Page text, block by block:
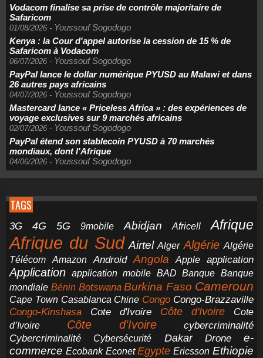
Vodacom finalise sa prise de contrôle majoritaire de
Safaricom
01/08/2026 - Youssouf Sogodogo
Kenya : la Cour d'appel autorise la cession de 15 % de
Safaricom à Vodacom
06/07/2026 - Youssouf Sogodogo
PayPal lance le dollar numérique PYUSD au Malawi et dans
26 autres pays africains
04/07/2026 - Youssouf Sogodogo
Mastercard lance « Priceless Africa » : des expériences de
voyage exclusives sur 9 marchés africains
02/07/2026 - Youssouf Sogodogo
PayPal étend son stablecoin PYUSD à 70 marchés
mondiaux, dont l'Afrique
04/06/2026 - Youssouf Sogodogo
TAGS
3G 4G 5G 9mobile Abidjan Africell Afrique
Afrique du Sud Airtel Alger Algérie Algérie
Télécom
Amazon Android Angola Apple application
Application application mobile BAD Banque Banque
mondiale Bénin Botswana Burkina Faso Cameroun
Cape Town Casablanca Chine Congo Congo-Brazzaville
Congo-Kinshasa Cote d'Ivoire Côte d'Ivoire
Cote
d’Ivoire
Côte d’Ivoire
cybercriminalité
Cybercriminalité
Cybersécurité Dakar Drone
e-
commerce Ecobank Econet Egypte Ericsson Ethiopie